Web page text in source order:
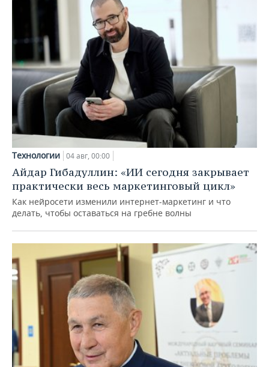
Технологии 04 авг, 00:00
Айдар Гибадуллин: «ИИ сегодня закрывает
практически весь маркетинговый цикл»
Как нейросети изменили интернет-маркетинг и что
делать, чтобы оставаться на гребне волны